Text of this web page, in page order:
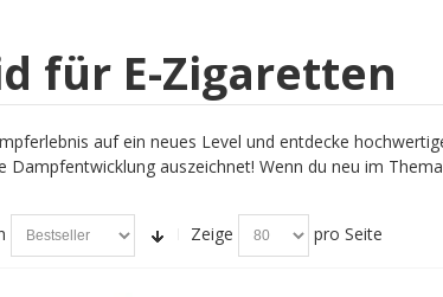
für E-Zigaretten
auf ein neues Level und entdecke
Dampfentwicklung auszeichnet! Wenn du neu im
Zeige pro Seite